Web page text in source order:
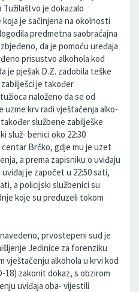
je dokazalo
je sačinjena na okolnosti
predmetna saobraćajna
da je pomoću uređaja
prisustvo alkohola kod
je pješak D.Z. zadobila teške
je također
naloženo da se od
uzme krv radi vještačenja alko-
službene zabilješke
služ- benici oko 22:30
Brčko, gdje mu je uzet
a prema zapisniku o uviđaju
je započet u 22:50 sati,
a policijski službenici su
koje su preduzeli tokom
prvostepeni sud je
Jedinice za forenziku
vještačenju alkohola u krvi kod
18) zakonit dokaz, s obzirom
uviđaja oba- vijestili